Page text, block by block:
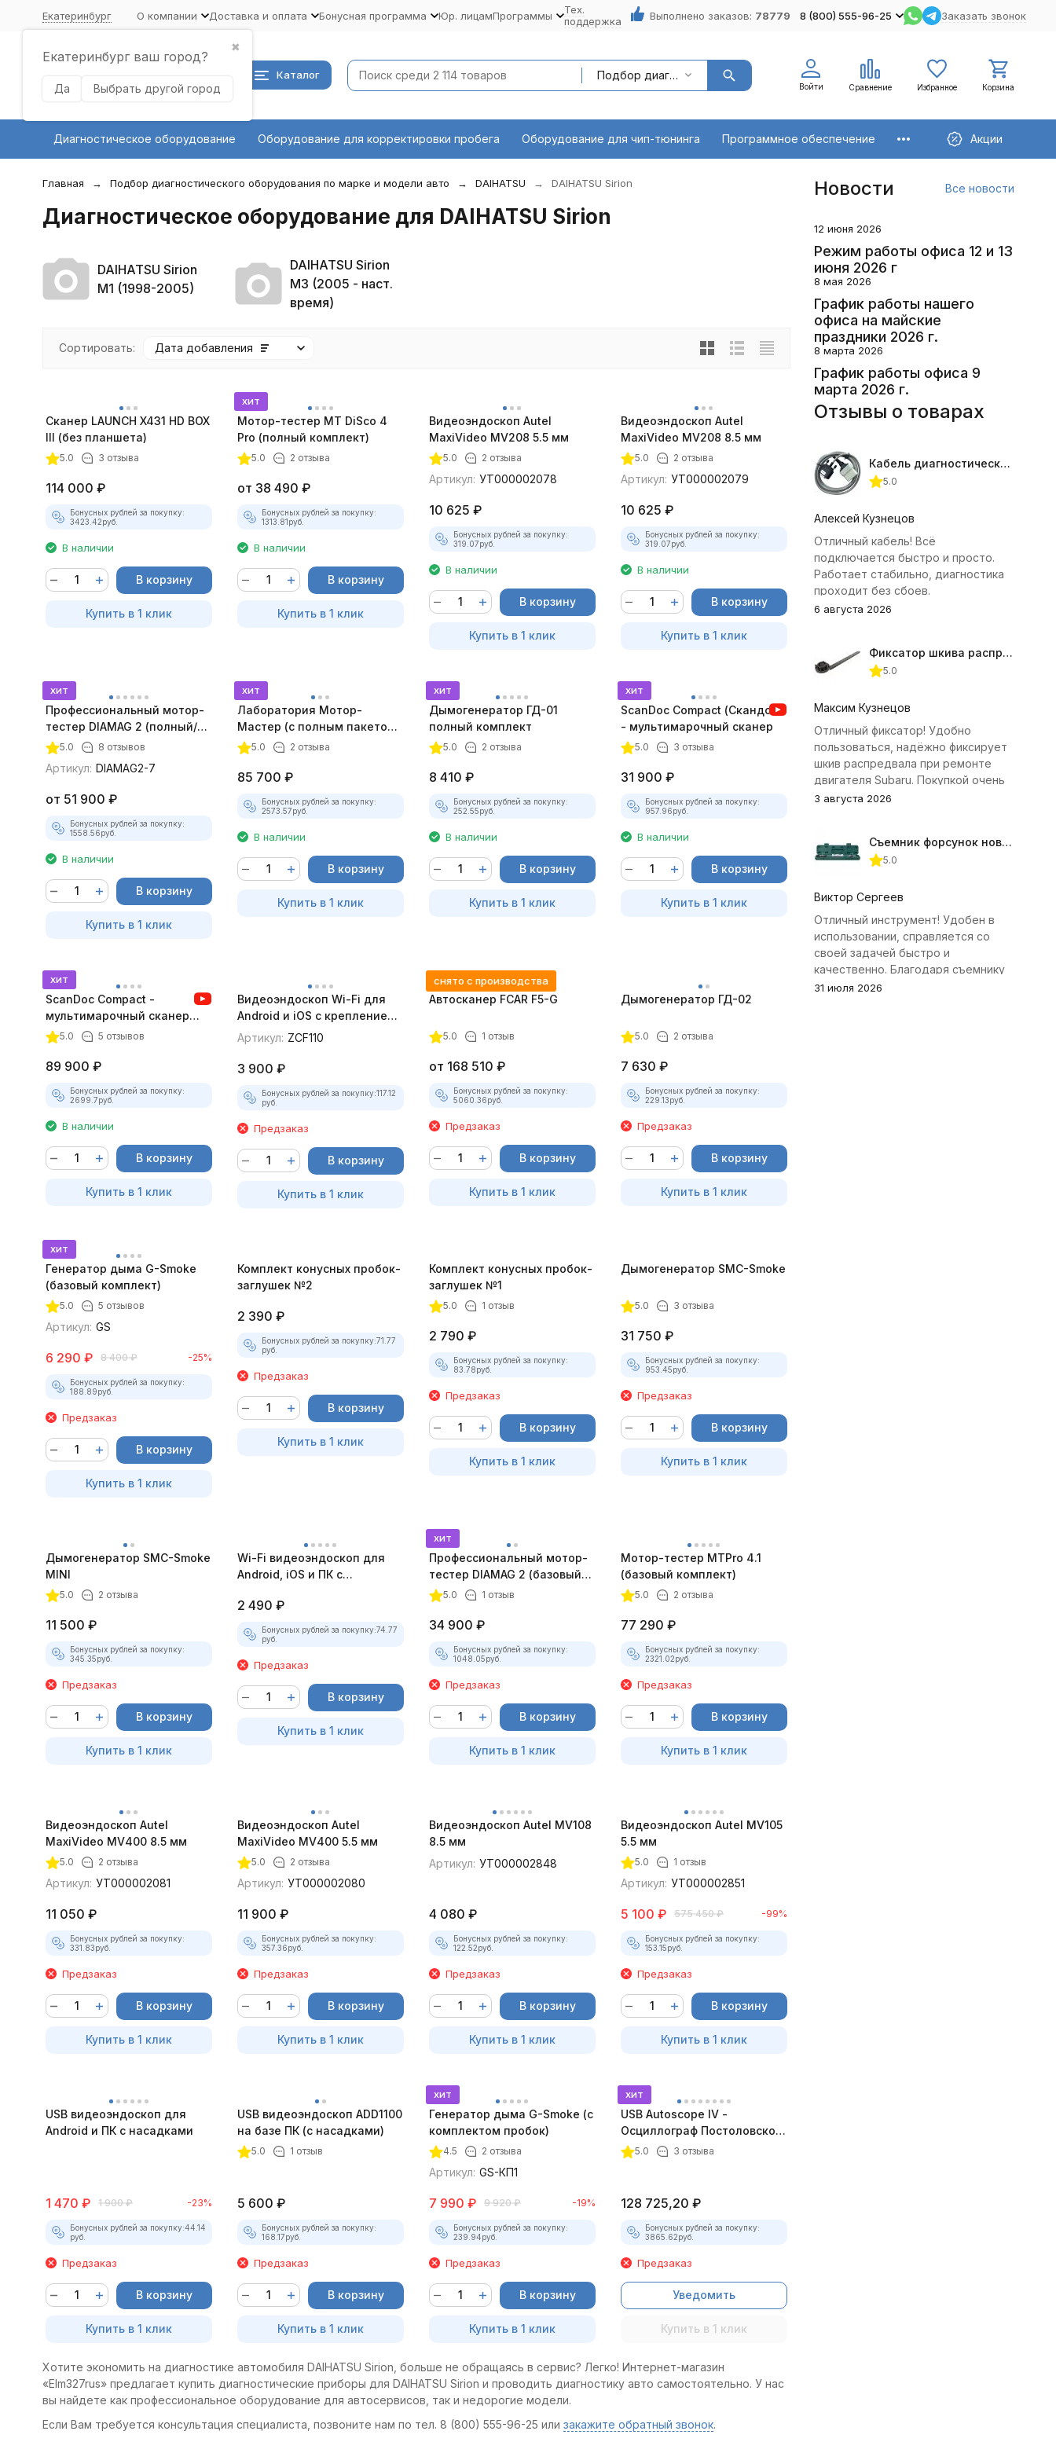
Екатеринбург
✖
Екатеринбург ваш город?
Да Выбрать другой город
О компании Доставка и оплата Бонусная программа Юр. лицамПрограммы
Тех.
поддержка
Выполнено заказов: 78779 8 (800) 555-96-25 Заказать звонок
Каталог Подбор диагностического оборудования по марке и модели авто
Войти Сравнение Избранное Корзина
Диагностическое оборудование Оборудование для корректировки пробега Оборудование для чип-тюнинга Программное обеспечение Акции
Главная Подбор диагностического оборудования по марке и модели авто DAIHATSU DAIHATSU Sirion
Диагностическое оборудование для DAIHATSU Sirion
DAIHATSU Sirion
M1 (1998-2005)
DAIHATSU Sirion
M3 (2005 - наст.
время)
Сортировать: Дата добавления
Сканер LAUNCH X431 HD BOX
III (без планшета)
5.0 3 отзыва
114 000 ₽
Бонусных рублей за покупку:
3423.42руб.
В наличии
В корзину
Купить в 1 клик
хит
Мотор-тестер MT DiSco 4
Pro (полный комплект)
5.0 2 отзыва
от 38 490 ₽
Бонусных рублей за покупку:
1313.81руб.
В наличии
В корзину
Купить в 1 клик
Видеоэндоскоп Autel
MaxiVideo MV208 5.5 мм
5.0 2 отзыва
Артикул: УТ000002078
10 625 ₽
Бонусных рублей за покупку:
319.07руб.
В наличии
В корзину
Купить в 1 клик
Видеоэндоскоп Autel
MaxiVideo MV208 8.5 мм
5.0 2 отзыва
Артикул: УТ000002079
10 625 ₽
Бонусных рублей за покупку:
319.07руб.
В наличии
В корзину
Купить в 1 клик
хит
Профессиональный мотор-
тестер DIAMAG 2 (полный/
максимальный комплект)
5.0 8 отзывов
Артикул: DIAMAG2-7
от 51 900 ₽
Бонусных рублей за покупку:
1558.56руб.
В наличии
В корзину
Купить в 1 клик
хит
Лаборатория Мотор-
Мастер (с полным пакетом
лицензий)
5.0 2 отзыва
85 700 ₽
Бонусных рублей за покупку:
2573.57руб.
В наличии
В корзину
Купить в 1 клик
хит
Дымогенератор ГД-01
полный комплект
5.0 2 отзыва
8 410 ₽
Бонусных рублей за покупку:
252.55руб.
В наличии
В корзину
Купить в 1 клик
хит
ScanDoc Compact (Скандок)
- мультимарочный сканер
5.0 3 отзыва
31 900 ₽
Бонусных рублей за покупку:
957.96руб.
В наличии
В корзину
Купить в 1 клик
хит
ScanDoc Compact -
мультимарочный сканер
(Полный)
5.0 5 отзывов
89 900 ₽
Бонусных рублей за покупку:
2699.7руб.
В наличии
В корзину
Купить в 1 клик
Видеоэндоскоп Wi-Fi для
Android и iOS с креплением
для смартфона
Артикул: ZCF110
3 900 ₽
Бонусных рублей за покупку:117.12
руб.
Предзаказ
В корзину
Купить в 1 клик
снято с производства
Автосканер FCAR F5-G
5.0 1 отзыв
от 168 510 ₽
Бонусных рублей за покупку:
5060.36руб.
Предзаказ
В корзину
Купить в 1 клик
Дымогенератор ГД-02
5.0 2 отзыва
7 630 ₽
Бонусных рублей за покупку:
229.13руб.
Предзаказ
В корзину
Купить в 1 клик
хит
Генератор дыма G-Smoke
(базовый комплект)
5.0 5 отзывов
Артикул: GS
6 290 ₽ 8 400 ₽ -25%
Бонусных рублей за покупку:
188.89руб.
Предзаказ
В корзину
Купить в 1 клик
Комплект конусных пробок-
заглушек №2
2 390 ₽
Бонусных рублей за покупку:71.77
руб.
Предзаказ
В корзину
Купить в 1 клик
Комплект конусных пробок-
заглушек №1
5.0 1 отзыв
2 790 ₽
Бонусных рублей за покупку:
83.78руб.
Предзаказ
В корзину
Купить в 1 клик
Дымогенератор SMC-Smoke
5.0 3 отзыва
31 750 ₽
Бонусных рублей за покупку:
953.45руб.
Предзаказ
В корзину
Купить в 1 клик
Дымогенератор SMC-Smoke
MINI
5.0 2 отзыва
11 500 ₽
Бонусных рублей за покупку:
345.35руб.
Предзаказ
В корзину
Купить в 1 клик
Wi-Fi видеоэндоскоп для
Android, iOS и ПК с
2 490 ₽
Бонусных рублей за покупку:74.77
руб.
Предзаказ
В корзину
Купить в 1 клик
хит
Профессиональный мотор-
тестер DIAMAG 2 (базовый
комплект)
5.0 1 отзыв
34 900 ₽
Бонусных рублей за покупку:
1048.05руб.
Предзаказ
В корзину
Купить в 1 клик
Мотор-тестер MTPro 4.1
(базовый комплект)
5.0 2 отзыва
77 290 ₽
Бонусных рублей за покупку:
2321.02руб.
Предзаказ
В корзину
Купить в 1 клик
Видеоэндоскоп Autel
MaxiVideo MV400 8.5 мм
5.0 2 отзыва
Артикул: УТ000002081
11 050 ₽
Бонусных рублей за покупку:
331.83руб.
Предзаказ
В корзину
Купить в 1 клик
Видеоэндоскоп Autel
MaxiVideo MV400 5.5 мм
5.0 2 отзыва
Артикул: УТ000002080
11 900 ₽
Бонусных рублей за покупку:
357.36руб.
Предзаказ
В корзину
Купить в 1 клик
Видеоэндоскоп Autel MV108
8.5 мм
Артикул: УТ000002848
4 080 ₽
Бонусных рублей за покупку:
122.52руб.
Предзаказ
В корзину
Купить в 1 клик
Видеоэндоскоп Autel MV105
5.5 мм
5.0 1 отзыв
Артикул: УТ000002851
5 100 ₽ 575 450 ₽ -99%
Бонусных рублей за покупку:
153.15руб.
Предзаказ
В корзину
Купить в 1 клик
USB видеоэндоскоп для
Android и ПК с насадками
1 470 ₽ 1 900 ₽ -23%
Бонусных рублей за покупку:44.14
руб.
Предзаказ
В корзину
Купить в 1 клик
USB видеоэндоскоп ADD1100
на базе ПК (с насадками)
5.0 1 отзыв
5 600 ₽
Бонусных рублей за покупку:
168.17руб.
Предзаказ
В корзину
Купить в 1 клик
хит
Генератор дыма G-Smoke (c
комплектом пробок)
4.5 2 отзыва
Артикул: GS-КП1
7 990 ₽ 9 920 ₽ -19%
Бонусных рублей за покупку:
239.94руб.
Предзаказ
В корзину
Купить в 1 клик
хит
USB Autoscope IV -
Осциллограф Постоловского
4 (полный комплект)
5.0 3 отзыва
128 725,20 ₽
Бонусных рублей за покупку:
3865.62руб.
Предзаказ
Уведомить
Купить в 1 клик
Хотите экономить на диагностике автомобиля DAIHATSU Sirion, больше не обращаясь в сервис? Легко! Интернет-магазин
«Elm327rus» предлагает купить диагностические приборы для DAIHATSU Sirion и проводить диагностику авто самостоятельно. У нас
вы найдете как профессиональное оборудование для автосервисов, так и недорогие модели.
Если Вам требуется консультация специалиста, позвоните нам по тел. 8 (800) 555-96-25 или закажите обратный звонок.
Новости Все новости
12 июня 2026
Режим работы офиса 12 и 13
июня 2026 г
8 мая 2026
График работы нашего
офиса на майские
праздники 2026 г.
8 марта 2026
График работы офиса 9
марта 2026 г.
Отзывы о товарах
Кабель диагностический ГАЗ 24 для АВТОАС
5.0
Алексей Кузнецов
Отличный кабель! Всё
подключается быстро и просто.
Работает стабильно, диагностика
проходит без сбоев.
6 августа 2026
Фиксатор шкива распредвала (Subaru) JTC-4409
5.0
Максим Кузнецов
Отличный фиксатор! Удобно
пользоваться, надёжно фиксирует
шкив распредвала при ремонте
двигателя Subaru. Покупкой очень
доволен.
3 августа 2026
Съемник форсунок новых дизельных двигателей Jonnesway
5.0
Виктор Сергеев
Отличный инструмент! Удобен в
использовании, справляется со
своей задачей быстро и
качественно. Благодаря съемнику
удалось избежать лишних хлопот с
31 июля 2026